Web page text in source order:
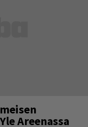
Areenassa